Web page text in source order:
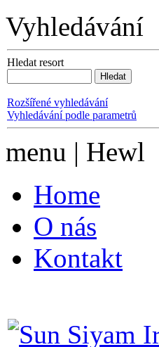
Vyhledávání
Hledat resort
Rozšířené vyhledávání
Vyhledávání podle parametrů
menu | Hewl
Home
O nás
Kontakt